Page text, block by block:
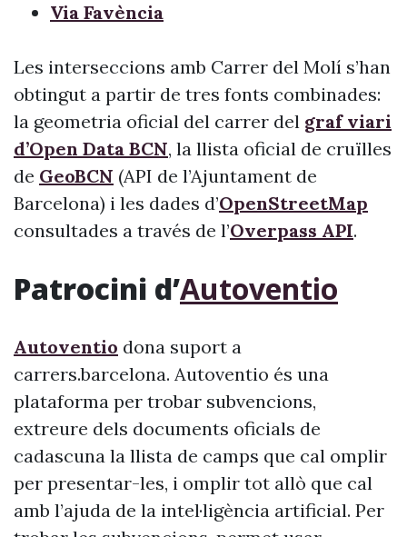
Via Favència
Les interseccions amb Carrer del Molí s’han
obtingut a partir de tres fonts combinades:
la geometria oficial del carrer del graf viari
d’Open Data BCN, la llista oficial de cruïlles
de GeoBCN (API de l’Ajuntament de
Barcelona) i les dades d’OpenStreetMap
consultades a través de l’Overpass API.
Patrocini d’Autoventio
Autoventio dona suport a
carrers.barcelona. Autoventio és una
plataforma per trobar subvencions,
extreure dels documents oficials de
cadascuna la llista de camps que cal omplir
per presentar-les, i omplir tot allò que cal
amb l’ajuda de la intel·ligència artificial. Per